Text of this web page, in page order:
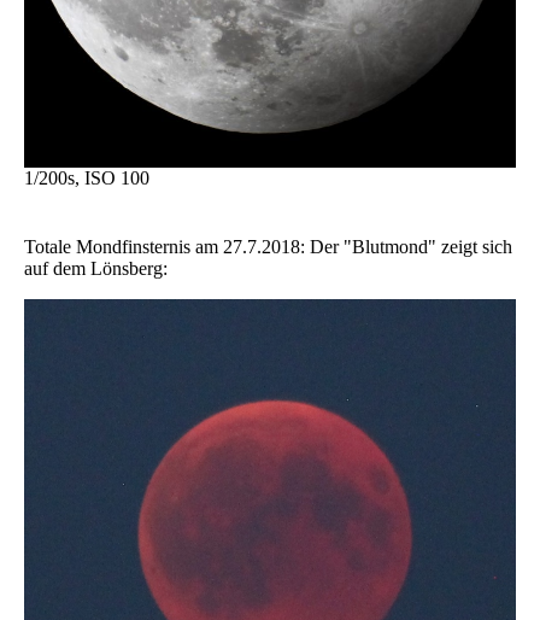
1/200s, ISO 100
Totale Mondfinsternis am 27.7.2018: Der "Blutmond" zeigt sich
auf dem Lönsberg: